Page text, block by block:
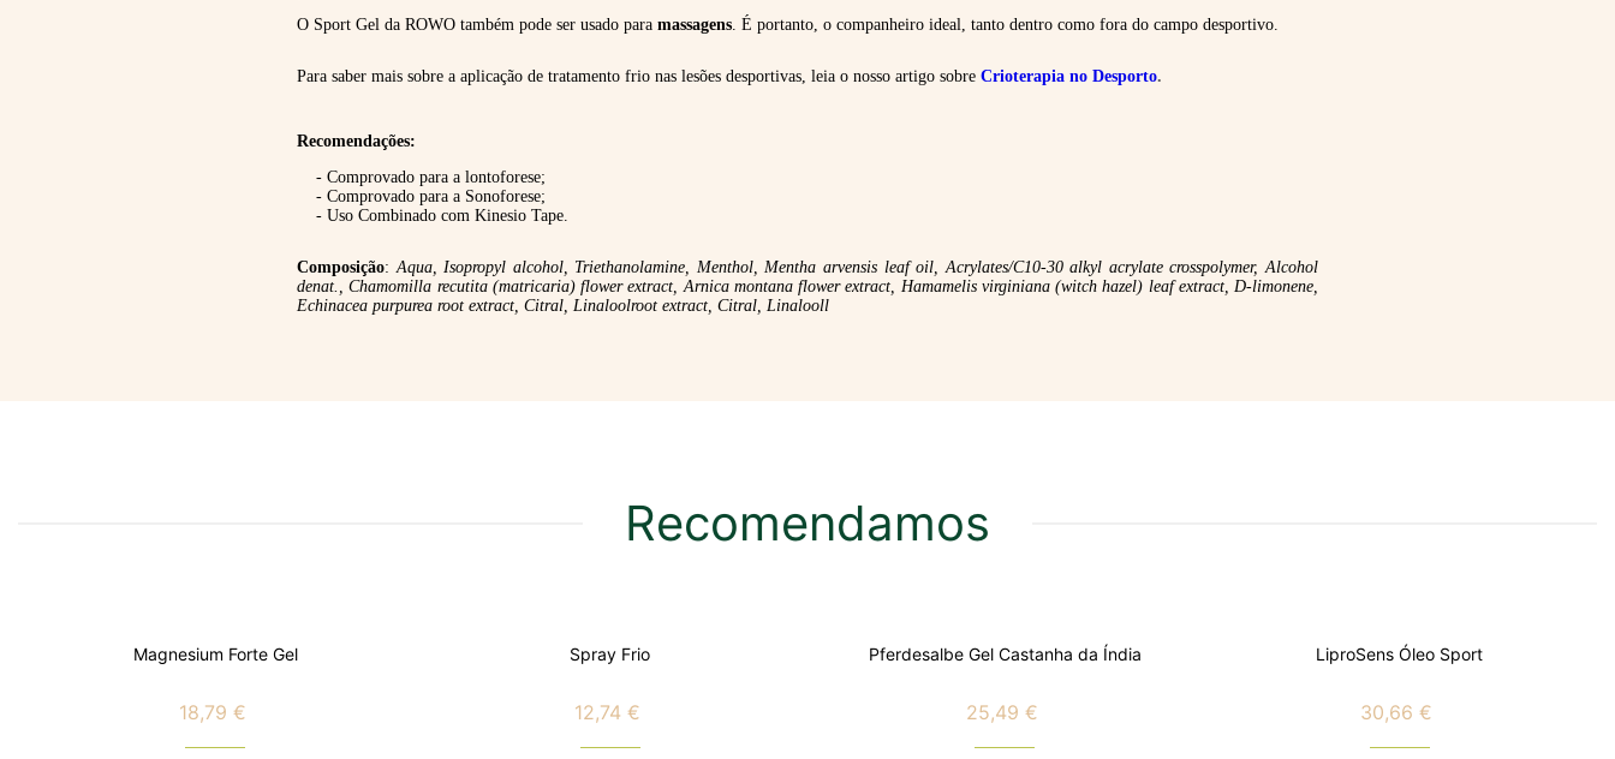
O Sport Gel da ROWO também pode ser usado para massagens . É portanto, o companheiro ideal, tanto dentro como fora do campo desportivo.
Para saber mais sobre a aplicação de tratamento frio nas lesões desportivas, leia o nosso artigo sobre Crioterapia no Desporto.
Recomendações:
- Comprovado para a lontoforese;
- Comprovado para a Sonoforese;
- Uso Combinado com Kinesio Tape.
Composição:Aqua, Isopropyl alcohol, Triethanolamine, Menthol, Mentha arvensis leaf oil, Acrylates/C10-30 alkyl acrylate crosspolymer, Alcohol
denat., Chamomilla recutita (matricaria) flower extract, Arnica montana flower extract, Hamamelis virginiana (witch hazel) leaf extract, D-limonene,
Echinacea purpurea root extract, Citral, Linaloolroot extract, Citral, Linalooll
Recomendamos
Magnesium Forte Gel
Preço
18,79 €
Spray Frio
Preço
12,74 €
Pferdesalbe Gel Castanha da Índia
Preço
25,49 €
LiproSens Óleo Sport
Preço
30,66 €